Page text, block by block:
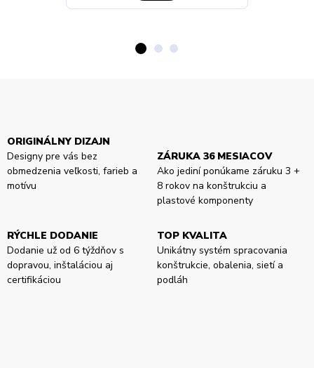
ORIGINÁLNY DIZAJN
Designy pre vás bez
obmedzenia veľkosti, farieb a
motívu
ZÁRUKA 36 MESIACOV
Ako jediní ponúkame záruku 3 +
8 rokov na konštrukciu a
plastové komponenty
RÝCHLE DODANIE
Dodanie už od 6 týždňov s
dopravou, inštaláciou aj
certifikáciou
TOP KVALITA
Unikátny systém spracovania
konštrukcie, obalenia, sietí a
podláh